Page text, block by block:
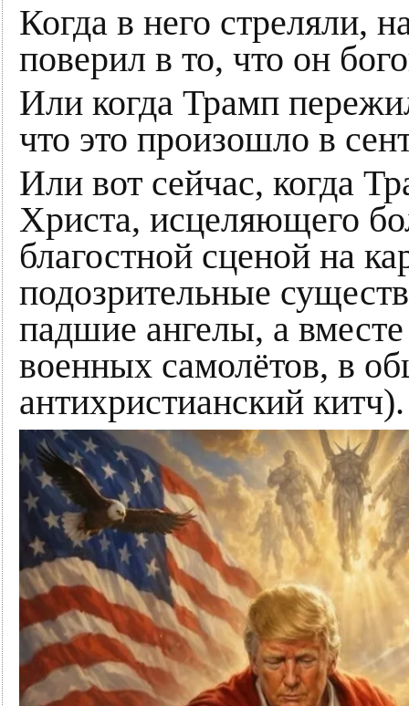
Когда в него стреляли,
поверил в то, что он
Или когда Трамп
что это произошло в
Или вот сейчас, когда
Христа, исцеляющего
благостной сценой на
подозрительные
падшие ангелы, а
военных самолётов, в
антихристианский китч).